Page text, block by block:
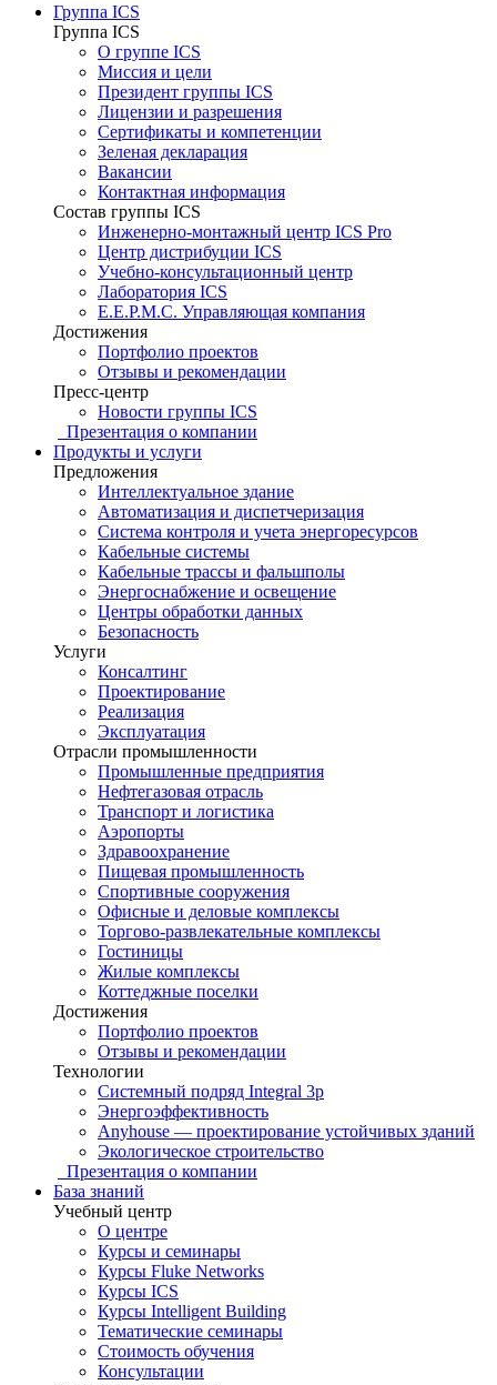
Группа ICS
Группа ICS
О группе ICS
Миссия и цели
Президент группы ICS
Лицензии и разрешения
Сертификаты и компетенции
Зеленая декларация
Вакансии
Контактная информация
Состав группы ICS
Инженерно-монтажный центр ICS Pro
Центр дистрибуции ICS
Учебно-консультационный центр
Лаборатория ICS
E.E.P.M.C. Управляющая компания
Достижения
Портфолио проектов
Отзывы и рекомендации
Пресс-центр
Новости группы ICS
Презентация о компании
Продукты и услуги
Предложения
Интеллектуальное здание
Автоматизация и диспетчеризация
Система контроля и учета энергоресурсов
Кабельные системы
Кабельные трассы и фальшполы
Энергоснабжение и освещение
Центры обработки данных
Безопасность
Услуги
Консалтинг
Проектирование
Реализация
Эксплуатация
Отрасли промышленности
Промышленные предприятия
Нефтегазовая отрасль
Транспорт и логистика
Аэропорты
Здравоохранение
Пищевая промышленность
Спортивные сооружения
Офисные и деловые комплексы
Торгово-развлекательные комплексы
Гостиницы
Жилые комплексы
Коттеджные поселки
Достижения
Портфолио проектов
Отзывы и рекомендации
Технологии
Системный подряд Integral 3p
Энергоэффективность
Anyhouse — проектирование устойчивых зданий
Экологическое строительство
Презентация о компании
База знаний
Учебный центр
О центре
Курсы и семинары
Курсы Fluke Networks
Курсы ICS
Курсы Intelligent Building
Тематические семинары
Стоимость обучения
Консультации